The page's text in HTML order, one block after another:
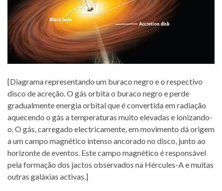
[Diagrama representando um buraco negro e o respectivo
disco de acreção. O gás orbita o buraco negro e perde
gradualmente energia orbital que é convertida em radiação
aquecendo o gás a temperaturas muito elevadas e ionizando-
o. O gás, carregado electricamente, em movimento dá origem
a um campo magnético intenso ancorado no disco, junto ao
horizonte de eventos. Este campo magnético é responsável
pela formação dos jactos observados na Hércules-A e muitas
outras galáxias activas.]